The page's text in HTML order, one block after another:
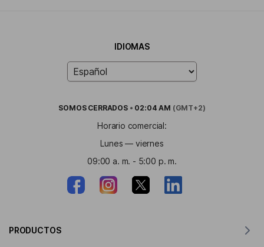
IDIOMAS
SOMOS CERRADOS • 02:04 AM (GMT+2)
Horario comercial:
Lunes — viernes
09:00 a. m. - 5:00 p. m.
PRODUCTOS